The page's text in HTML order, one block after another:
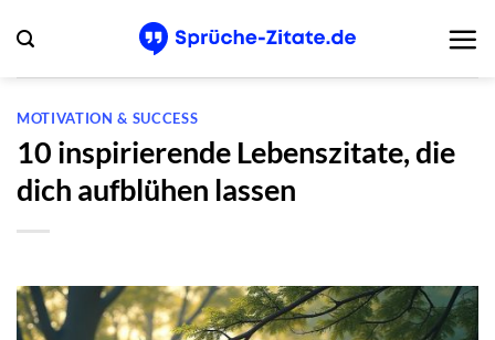
Inhalt
springen
MOTIVATION & SUCCESS
10 inspirierende Lebenszitate, die
dich aufblühen lassen